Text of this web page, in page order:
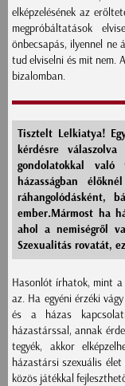
elképzelésének az
megpróbáltatások
önbecsapás, ilyennel
tud elviselni és mit nem.
bizalomban.
Tisztelt Lelkiatya!
kérdésre
gondolatokkal való
házasságban
ráhangolódásként,
ember.Mármost ha
ahol a nemiségről
Szexualitás rovatát,
Hasonlót írhatok, mint a
az. Ha egyéni érzéki
és a házas
házastárssal, annak
tegyék, akkor
házastársi szexuális élet
közös játékkal